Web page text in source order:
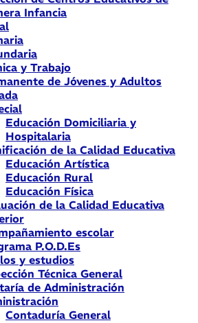
Infancia
y Trabajo
de Jóvenes y Adultos
Educación Domiciliaria y
Hospitalaria
de la Calidad Educativa
Educación Artística
Educación Rural
Educación Física
de la Calidad Educativa
escolar
P.O.D.Es
y estudios
Técnica General
de Administración
Contaduría General